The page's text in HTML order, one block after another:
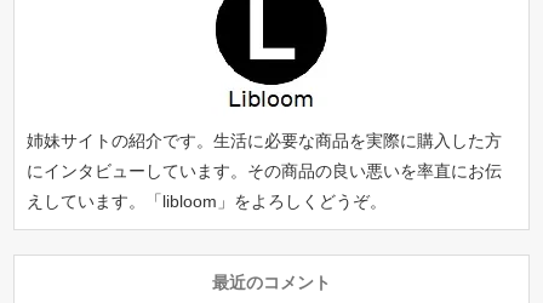
姉妹サイトの紹介です。生活に必要な商品を実際に購入した方
にインタビューしています。その商品の良い悪いを率直にお伝
えしています。「libloom 」をよろしくどうぞ。
最近のコメント